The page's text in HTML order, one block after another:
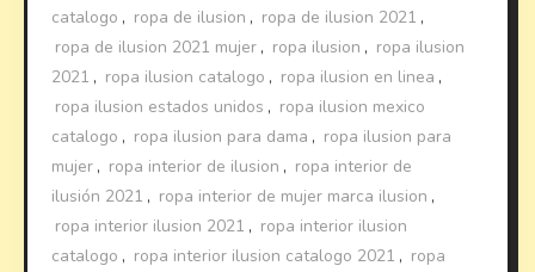
catalogo , ropa de ilusion , ropa de ilusion 2021 ,
ropa de ilusion 2021 mujer , ropa ilusion , ropa ilusion
2021 , ropa ilusion catalogo , ropa ilusion en linea ,
ropa ilusion estados unidos , ropa ilusion mexico
catalogo , ropa ilusion para dama , ropa ilusion para
mujer , ropa interior de ilusion , ropa interior de
ilusión 2021 , ropa interior de mujer marca ilusion ,
ropa interior ilusion 2021 , ropa interior ilusion
catalogo , ropa interior ilusion catalogo 2021 , ropa